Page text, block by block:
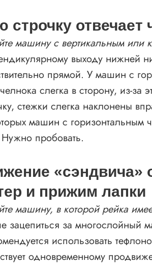
строчку отвечает
машину с вертикальным или
выходу нижней
прямой. У машин с
слегка в сторону, из-за
стежки слегка наклонены
машин с горизонтальным
пробовать.
«сэндвича»
и прижим лапки
машину, в которой рейка
зацепиться за многослойный
использовать
одновременному